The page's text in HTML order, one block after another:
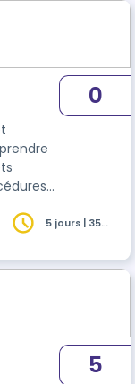
des
0
5 jours | 35
5